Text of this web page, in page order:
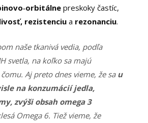
preskoky častíc,
rezistenciu a rezonanciu.
naše tkanivá vedia, podľa
svetla, na koľko sa majú
Aj preto dnes vieme, že sa u
na konzumácií jedla,
zvýši obsah omega 3
Omega 6. Tiež vieme, že